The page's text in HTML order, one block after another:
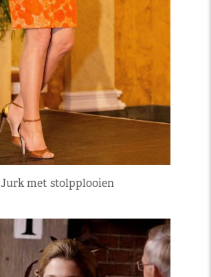
Jurk met stolpplooien